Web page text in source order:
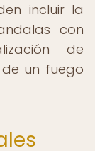
incluir la
con
de
un fuego